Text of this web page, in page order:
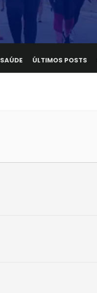
SAÚDE ÚLTIMOS POSTS